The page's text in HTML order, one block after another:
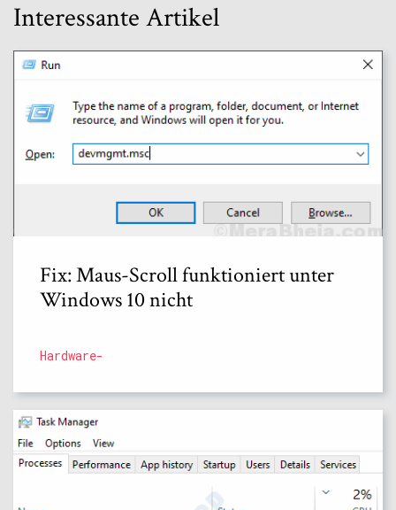
Interessante Artikel
Fix: Maus-Scroll funktioniert unter
Windows 10 nicht
Hardware-